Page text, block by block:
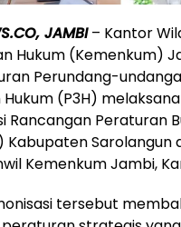
JAMBI– Kantor
Hukum (Kemenkum)
Perundang-
(P3H)
Rancangan Peraturan
Sarolangun
Kemenkum Jambi,
tersebut